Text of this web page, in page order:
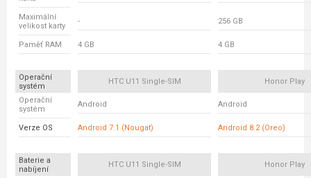
Maximální
velikost karty
- 256 GB
Paměť RAM 4 GB 4 GB
Operační
systém
HTC U11 Single-SIM Honor Play
Operační
systém
Android Android
Verze OS Android 7.1 (Nougat) Android 8.2 (Oreo)
Baterie a
nabíjení
HTC U11 Single-SIM Honor Play